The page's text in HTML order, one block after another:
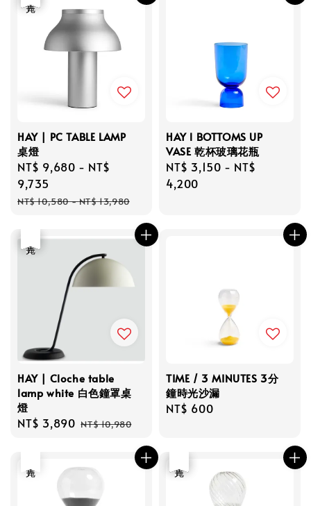
HAY | PC TABLE LAMP
桌燈
Sale
price
NT$ 9,680 - NT$
9,735
Regular
NT$ 10,580-NT$ 13,980
HAY l BOTTOMS UP
VASE 乾杯玻璃花瓶
Regular
price
NT$ 3,150 - NT$
4,200
HAY | Cloche table
lamp white 白色鐘罩桌
燈
Sale
NT$ 3,890 Regular
NT$ 10,980
TIME / 3 MINUTES 3分
鐘時光沙漏
Regular
NT$ 600